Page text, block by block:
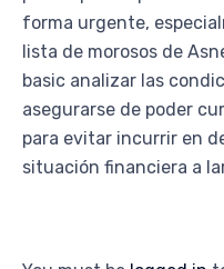
forma urgente,
lista de morosos de
basic analizar las
asegurarse de poder
para evitar incurrir en
situación financiera a